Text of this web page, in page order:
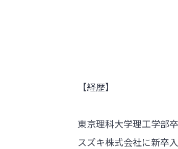
【経歴】
東京理科大学理工学部卒
スズキ株式会社に新卒